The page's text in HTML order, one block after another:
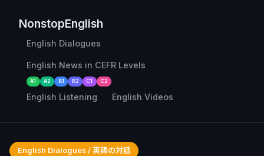
NonstopEnglish
English Dialogues
English News in CEFR Levels
A1 A2 B1 B2 C1 C2
English Listening English Videos
English Dialogues / 英語の対話